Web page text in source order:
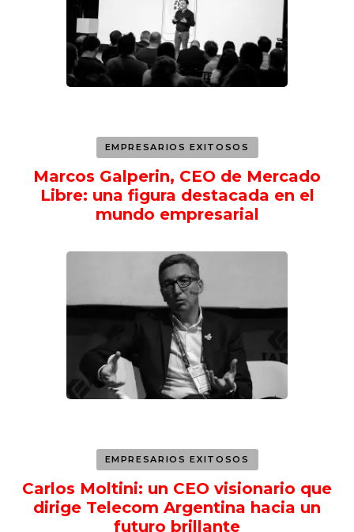
EMPRESARIOS EXITOSOS
Marcos Galperin, CEO de Mercado
Libre: una figura destacada en el
mundo empresarial
EMPRESARIOS EXITOSOS
Carlos Moltini: un CEO visionario que
dirige Telecom Argentina hacia un
futuro brillante